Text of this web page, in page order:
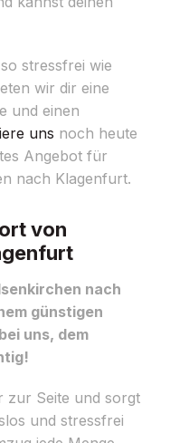
stressfrei wie
wir dir eine
und einen
uns noch heute
Angebot für
nach Klagenfurt.
von
nach
günstigen
uns, dem
zur Seite und sorgt
und stressfrei